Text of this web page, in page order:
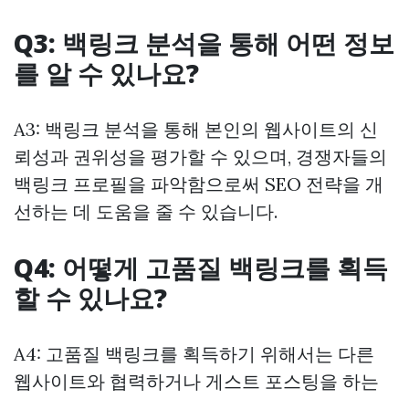
Q3: 백링크 분석을 통해 어떤 정보
를 알 수 있나요?
A3: 백링크 분석을 통해 본인의 웹사이트의 신
뢰성과 권위성을 평가할 수 있으며, 경쟁자들의
백링크 프로필을 파악함으로써 SEO 전략을 개
선하는 데 도움을 줄 수 있습니다.
Q4: 어떻게 고품질 백링크를 획득
할 수 있나요?
A4: 고품질 백링크를 획득하기 위해서는 다른
웹사이트와 협력하거나 게스트 포스팅을 하는